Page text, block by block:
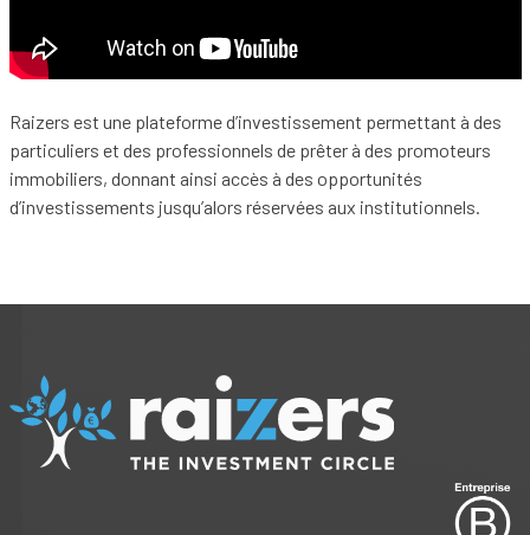
Raizers est une plateforme d’investissement permettant à des
particuliers et des professionnels de prêter à des promoteurs
immobiliers, donnant ainsi accès à des opportunités
d’investissements jusqu’alors réservées aux institutionnels.